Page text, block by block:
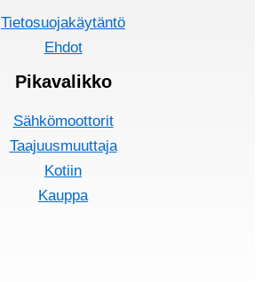
Tietosuojakäytäntö
Ehdot
Pikavalikko
Sähkömoottorit
Taajuusmuuttaja
Kotiin
Kauppa